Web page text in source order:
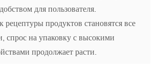
для пользователя.
рецептуры продуктов становятся все
спрос на упаковку с высокими
продолжает расти.